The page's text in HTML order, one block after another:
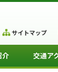
サイトマップ
介 交通ア